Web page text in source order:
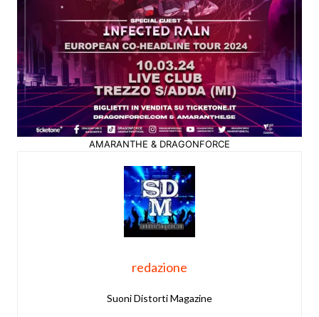
AMARANTHE & DRAGONFORCE
redazione
Suoni Distorti Magazine